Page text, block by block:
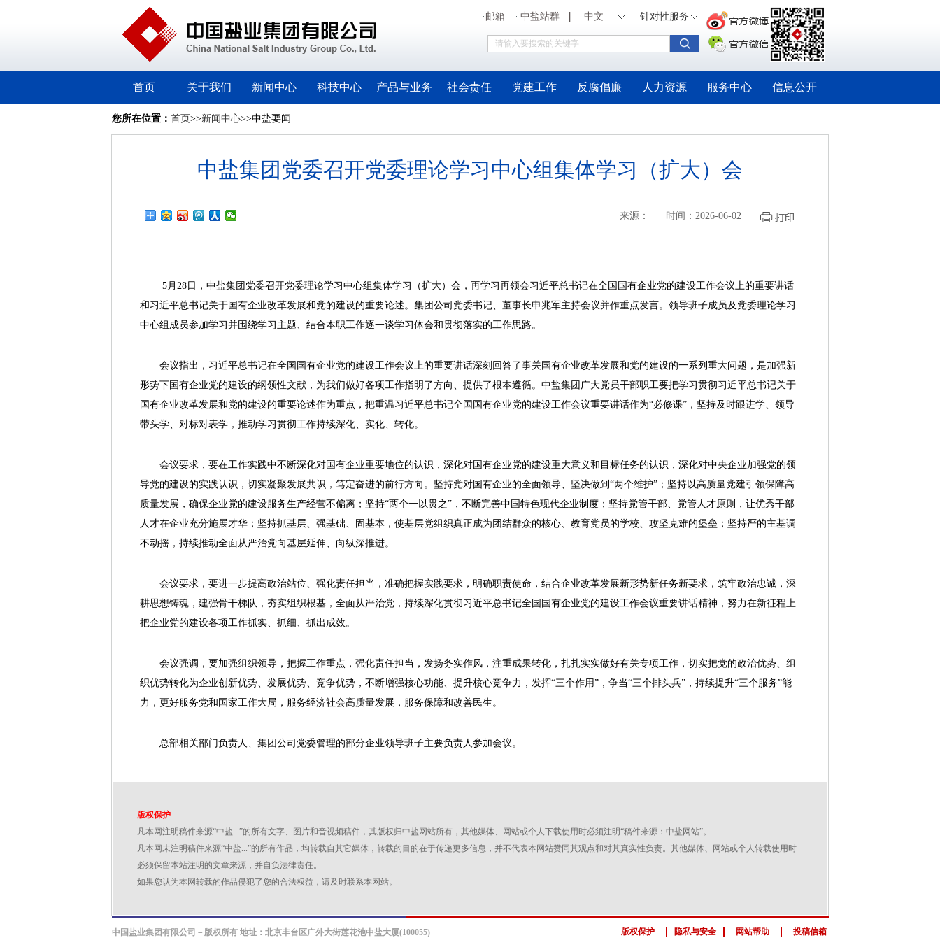
邮箱 中盐站群 中文 针对性服务
首页 关于我们 新闻中心 科技中心 产品与业务 社会责任 党建工作 反腐倡廉 人力资源 服务中心 信息公开
您所在位置： 首页>>新闻中心>>中盐要闻
中盐集团党委召开党委理论学习中心组集体学习（扩大）会
来源： 时间：2026-06-02
5月28日，中盐集团党委召开党委理论学习中心组集体学习（扩大）会，再学习再领会习近平总书记在全国国有企业党的建设工作会议上的重要讲话
和习近平总书记关于国有企业改革发展和党的建设的重要论述。集团公司党委书记、董事长申兆军主持会议并作重点发言。领导班子成员及党委理论学习
中心组成员参加学习并围绕学习主题、结合本职工作逐一谈学习体会和贯彻落实的工作思路。
会议指出，习近平总书记在全国国有企业党的建设工作会议上的重要讲话深刻回答了事关国有企业改革发展和党的建设的一系列重大问题，是加强新
形势下国有企业党的建设的纲领性文献，为我们做好各项工作指明了方向、提供了根本遵循。中盐集团广大党员干部职工要把学习贯彻习近平总书记关于
国有企业改革发展和党的建设的重要论述作为重点，把重温习近平总书记全国国有企业党的建设工作会议重要讲话作为“必修课”，坚持及时跟进学、领导
带头学、对标对表学，推动学习贯彻工作持续深化、实化、转化。
会议要求，要在工作实践中不断深化对国有企业重要地位的认识，深化对国有企业党的建设重大意义和目标任务的认识，深化对中央企业加强党的领
导党的建设的实践认识，切实凝聚发展共识，笃定奋进的前行方向。坚持党对国有企业的全面领导、坚决做到“两个维护”；坚持以高质量党建引领保障高
质量发展，确保企业党的建设服务生产经营不偏离；坚持“两个一以贯之”，不断完善中国特色现代企业制度；坚持党管干部、党管人才原则，让优秀干部
人才在企业充分施展才华；坚持抓基层、强基础、固基本，使基层党组织真正成为团结群众的核心、教育党员的学校、攻坚克难的堡垒；坚持严的主基调
不动摇，持续推动全面从严治党向基层延伸、向纵深推进。
会议要求，要进一步提高政治站位、强化责任担当，准确把握实践要求，明确职责使命，结合企业改革发展新形势新任务新要求，筑牢政治忠诚，深
耕思想铸魂，建强骨干梯队，夯实组织根基，全面从严治党，持续深化贯彻习近平总书记全国国有企业党的建设工作会议重要讲话精神，努力在新征程上
把企业党的建设各项工作抓实、抓细、抓出成效。
会议强调，要加强组织领导，把握工作重点，强化责任担当，发扬务实作风，注重成果转化，扎扎实实做好有关专项工作，切实把党的政治优势、组
织优势转化为企业创新优势、发展优势、竞争优势，不断增强核心功能、提升核心竞争力，发挥“三个作用”，争当“三个排头兵”，持续提升“三个服务”能
力，更好服务党和国家工作大局，服务经济社会高质量发展，服务保障和改善民生。
总部相关部门负责人、集团公司党委管理的部分企业领导班子主要负责人参加会议。
版权保护
凡本网注明稿件来源“中盐...”的所有文字、图片和音视频稿件，其版权归中盐网站所有，其他媒体、网站或个人下载使用时必须注明“稿件来源：中盐网站”。
凡本网未注明稿件来源“中盐...”的所有作品，均转载自其它媒体，转载的目的在于传递更多信息，并不代表本网站赞同其观点和对其真实性负责。其他媒体、网站或个人转载使用时
必须保留本站注明的文章来源，并自负法律责任。
如果您认为本网转载的作品侵犯了您的合法权益，请及时联系本网站。
中国盐业集团有限公司－版权所有 地址：北京丰台区广外大街莲花池中盐大厦(100055) 版权保护 隐私与安全 网站帮助 投稿信箱